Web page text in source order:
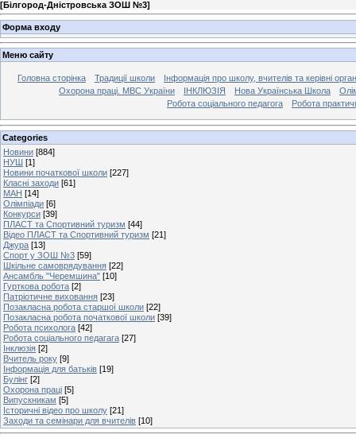
[Білгород-Дністровська ЗОШ №3]
Форма входу
Меню сайту
Головна сторінка Традиції школи
Інформація про школу, вчителів та керівні
Охорона праці. МВС України
ІНКЛЮЗІЯ Нова Українська Школа
Робота соціального педагога
Робота
Categories
Новини [884]
НУШ [1]
Новини початкової школи [227]
Класні заходи [61]
МАН [14]
Олімпіади [6]
Конкурси [39]
ПЛАСТ та Спортивний туризм [44]
Відео ПЛАСТ та Спортивний туризм [21]
Джура [13]
Спорт у ЗОШ №3 [59]
Шкільне самоврядування [22]
Ансамбль "Черемшина" [10]
Гурткова робота [2]
Патріотичне виховання [23]
Позакласна робота старшої школи [22]
Позакласна робота початкової школи [39]
Робота психолога [42]
Робота соціального педагага [27]
Інклюзія [2]
Вчитель року [9]
Інформація для батьків [19]
Булінг [2]
Охорона праці [5]
Випускникам [5]
Історичні відео про школу [21]
Заходи та семінари для вчителів [10]